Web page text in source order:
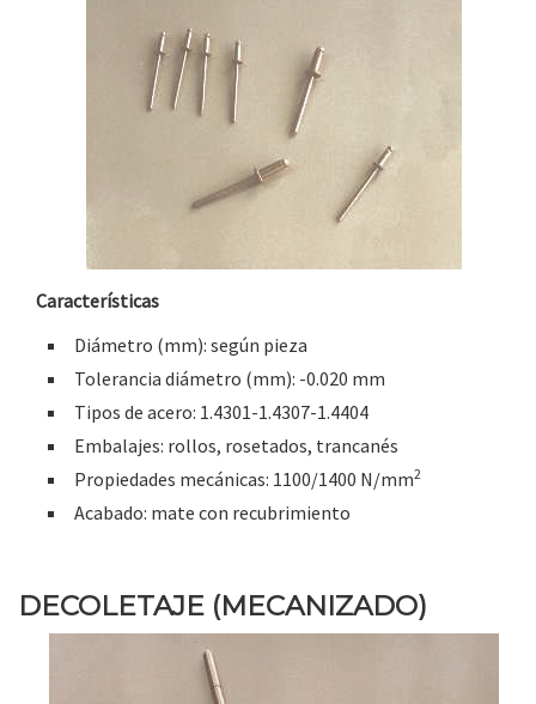
Características
Diámetro (mm): según pieza
Tolerancia diámetro (mm): -0.020 mm
Tipos de acero: 1.4301-1.4307-1.4404
Embalajes: rollos, rosetados, trancanés
Propiedades mecánicas: 1100/1400 N/mm2
Acabado: mate con recubrimiento
DECOLETAJE (MECANIZADO)